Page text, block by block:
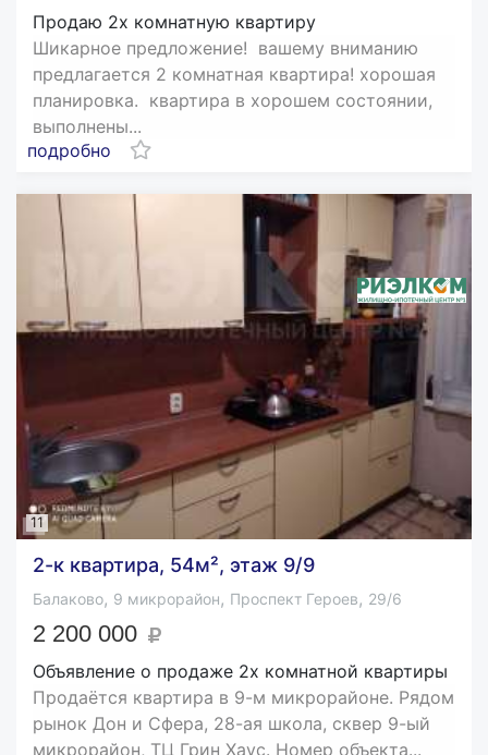
Продаю 2х комнатную квартиру
Шикарное предложение! вашему вниманию
предлагается 2 комнатная квартира! хорошая
планировка. квартира в хорошем состоянии,
выполнены...
подробно
11
2-к квартира, 54м², этаж 9/9
Балаково, 9 микрорайон, Проспект Героев, 29/6
2 200 000
Объявление о продаже 2х комнатной квартиры
Продаётся квартира в 9-м микрорайоне. Рядом
рынок Дон и Сфера, 28-ая школа, сквер 9-ый
микрорайон, ТЦ Грин Хаус. Номер объекта...